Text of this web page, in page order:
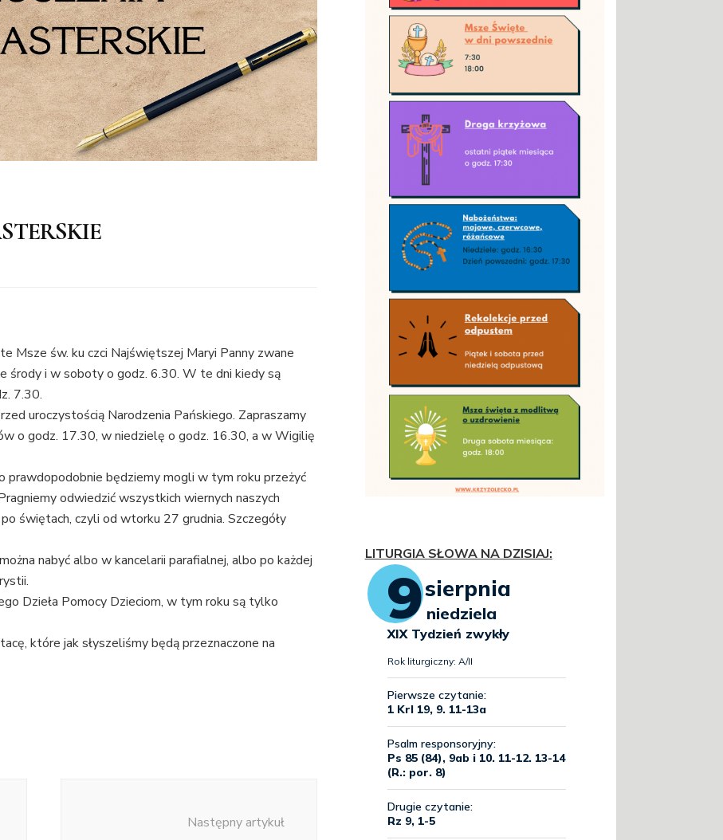
Msze św. ku czci Najświętszej Maryi Panny zwane
środy i w soboty o godz. 6.30. W te dni kiedy są
7.30.
uroczystością Narodzenia Pańskiego. Zapraszamy
o godz. 17.30, w niedzielę o godz. 16.30, a w Wigilię
prawdopodobnie będziemy mogli w tym roku przeżyć
odwiedzić wszystkich wiernych naszych
świętach, czyli od wtorku 27 grudnia. Szczegóły
nabyć albo w kancelarii parafialnej, albo po każdej
Dzieła Pomocy Dzieciom, w tym roku są tylko
które jak słyszeliśmy będą przeznaczone na
Następny artykuł
LITURGIA SŁOWA NA DZISIAJ: